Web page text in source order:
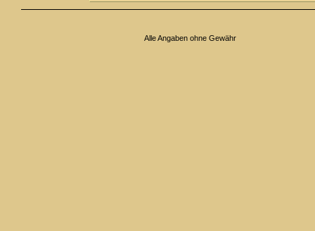
Alle Angaben ohne Gewähr